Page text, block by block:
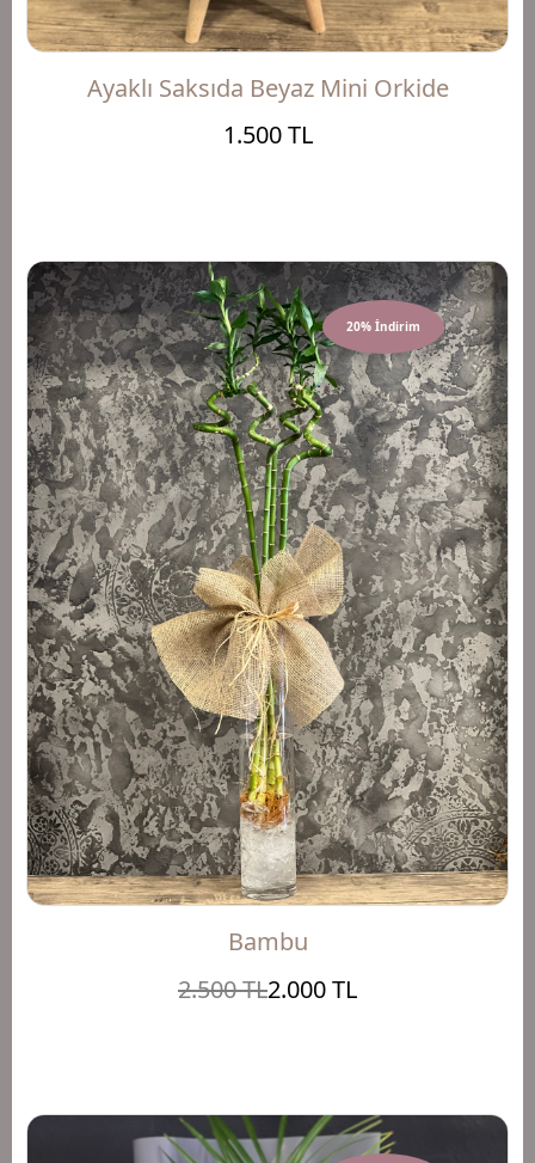
Ayaklı Saksıda Beyaz Mini Orkide
1.500 TL
20% İndirim
Bambu
2.500 TL2.000 TL